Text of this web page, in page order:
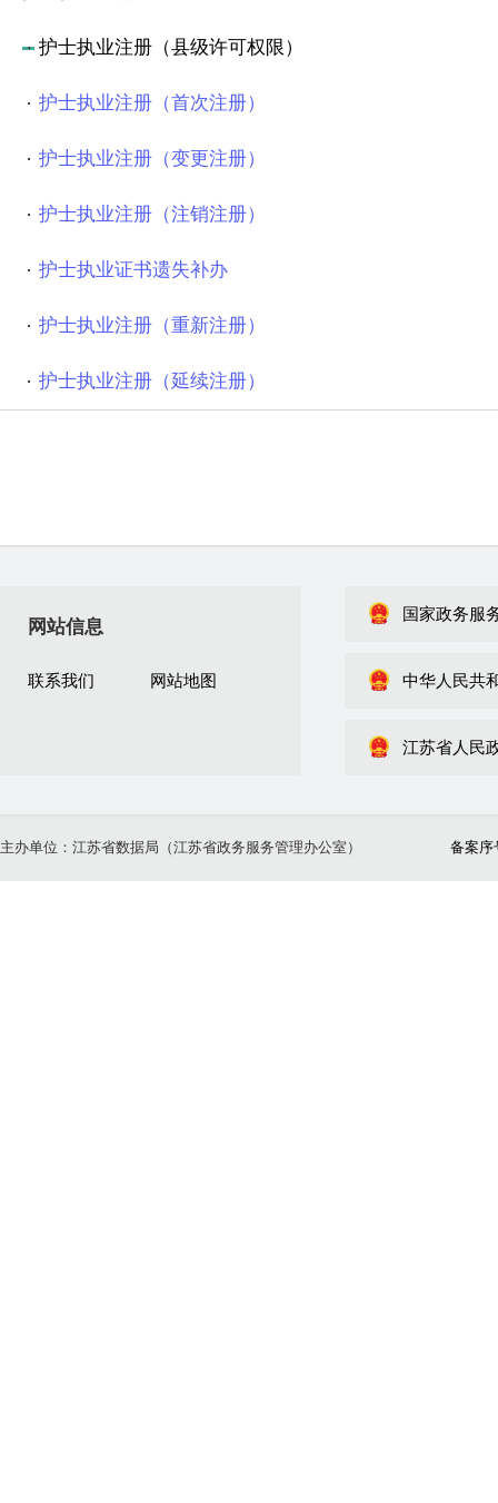
护士执业注册（县级许可权限）
护士执业注册（首次注册）
护士执业注册（变更注册）
护士执业注册（注销注册）
护士执业证书遗失补办
护士执业注册（重新注册）
护士执业注册（延续注册）
网站信息
联系我们 网站地图
国家政务服
中华人民共
江苏省人民
主办单位：江苏省数据局（江苏省政务服务管理办公室） 备案序